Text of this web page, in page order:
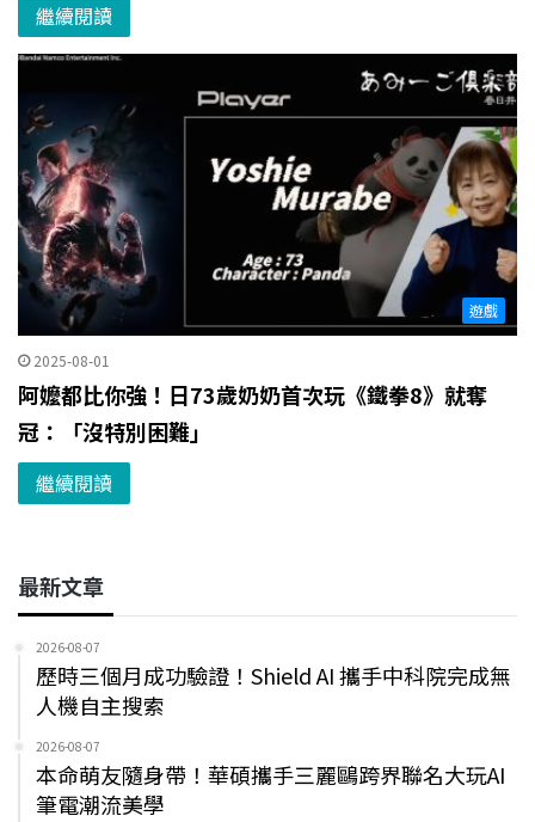
繼續閱讀
遊戲
2025-08-01
阿嬤都比你強！日73歲奶奶首次玩《鐵拳8》就奪
冠：「沒特別困難」
繼續閱讀
最新文章
2026-08-07
歷時三個月成功驗證！Shield AI 攜手中科院完成無
人機自主搜索
2026-08-07
本命萌友隨身帶！華碩攜手三麗鷗跨界聯名大玩AI
筆電潮流美學